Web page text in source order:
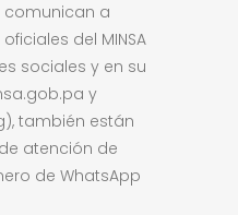
comunican a
del MINSA
sociales y en su
y
también están
atención de
de WhatsApp